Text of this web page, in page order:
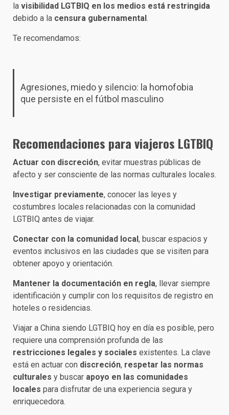
la visibilidad LGTBIQ en los medios está restringida
debido a la censura gubernamental.​
Te recomendamos:
Agresiones, miedo y silencio: la homofobia
que persiste en el fútbol masculino
Recomendaciones para viajeros LGTBIQ
Actuar con discreción, evitar muestras públicas de
afecto y ser consciente de las normas culturales locales.​
Investigar previamente, conocer las leyes y
costumbres locales relacionadas con la comunidad
LGTBIQ antes de viajar.​
Conectar con la comunidad local, buscar espacios y
eventos inclusivos en las ciudades que se visiten para
obtener apoyo y orientación.​
Mantener la documentación en regla, llevar siempre
identificación y cumplir con los requisitos de registro en
hoteles o residencias.​
Viajar a China siendo LGTBIQ hoy en día es posible, pero
requiere una comprensión profunda de las
restricciones legales y sociales existentes. La clave
está en actuar con discreción, respetar las normas
culturales y buscar apoyo en las comunidades
locales para disfrutar de una experiencia segura y
enriquecedora.​